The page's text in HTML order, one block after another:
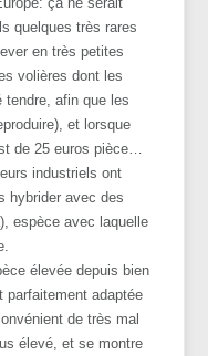
quelques très rares
en très petites
volières dont les
tendre, afin que les
et lorsque
de 25 euros pièce…
industriels ont
hybrider avec des
espèce avec laquelle
élevée depuis bien
parfaitement adaptée
de très mal
élevé, et se montre